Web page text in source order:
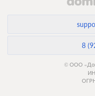
8
© ООО